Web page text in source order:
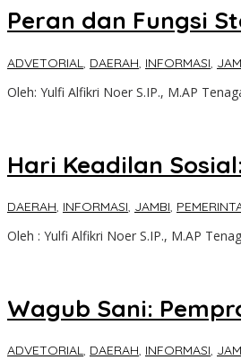
Peran dan Fungsi
ADVETORIAL, DAERAH, INFORMASI,
Oleh: Yulfi Alfikri Noer S.IP., M.AP
Hari Keadilan
DAERAH, INFORMASI, JAMBI,
Oleh : Yulfi Alfikri Noer S.IP., M.AP
Wagub Sani:
ADVETORIAL, DAERAH, INFORMASI,